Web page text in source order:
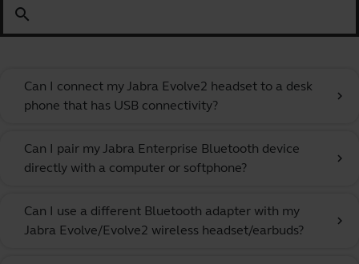
search
Can I connect my Jabra Evolve2 headset to a desk
phone that has USB connectivity?
chevron_right
Can I pair my Jabra Enterprise Bluetooth device
directly with a computer or softphone?
chevron_right
Can I use a different Bluetooth adapter with my
Jabra Evolve/Evolve2 wireless headset/earbuds?
chevron_right